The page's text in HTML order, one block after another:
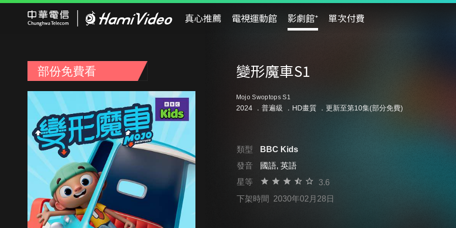
真心推薦 電視運動館 影劇館⁺ 單次付費
部份免費看 變形魔車S1
Mojo Swoptops S1
2024 ． 普遍級 ．HD畫質 ．更新至第10集(部分免費)
類型
BBC Kids
發音
國語, 英語
星等
3.6
下架時間 2030年02月28日